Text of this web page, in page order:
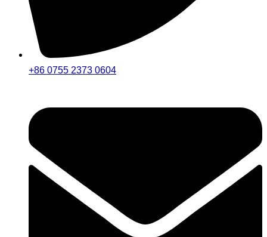
+86 0755 2373 0604